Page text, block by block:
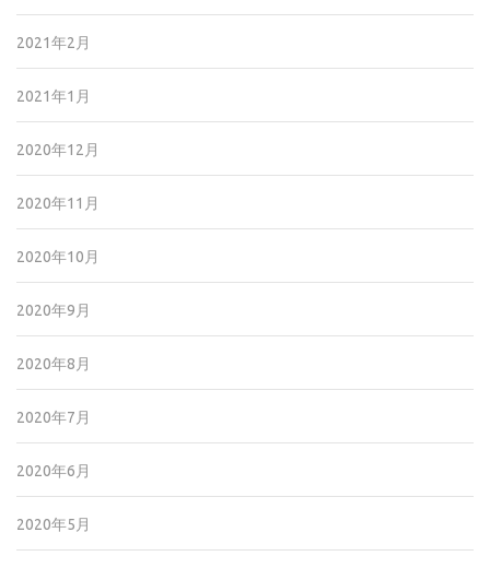
2021年2月
2021年1月
2020年12月
2020年11月
2020年10月
2020年9月
2020年8月
2020年7月
2020年6月
2020年5月